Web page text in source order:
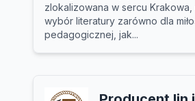
zlokalizowana w sercu
wybór literatury zarówno dla
pedagogicznej, jak...